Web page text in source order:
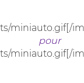
miniauto.gif[/
miniauto.gif[/